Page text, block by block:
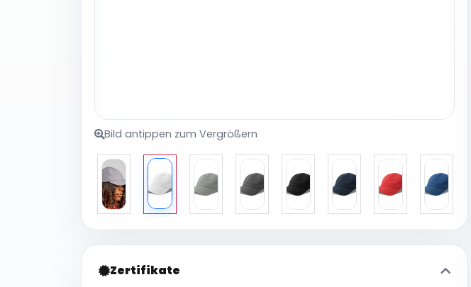
Bild antippen zum Vergrößern
Zertifikate